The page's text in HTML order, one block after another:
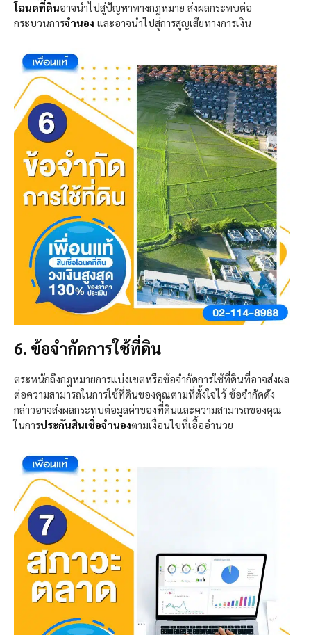
โฉนดที่ดินอาจนำไปสู่ปัญหาทางกฎหมาย ส่งผลกระทบต่อ
กระบวนการจำนอง และอาจนำไปสู่การสูญเสียทางการเงิน
6. ข้อจำกัดการใช้ที่ดิน
ตระหนักถึงกฎหมายการแบ่งเขตหรือข้อจำกัดการใช้ที่ดินที่อาจส่งผล
ต่อความสามารถในการใช้ที่ดินของคุณตามที่ตั้งใจไว้ ข้อจำกัดดัง
กล่าวอาจส่งผลกระทบต่อมูลค่าของที่ดินและความสามารถของคุณ
ในการประกันสินเชื่อจำนองตามเงื่อนไขที่เอื้ออำนวย